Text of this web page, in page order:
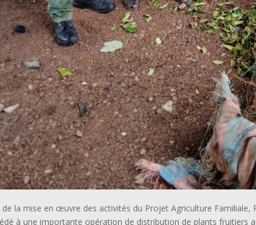
de la mise en œuvre des activités du Projet Agriculture Familiale,
à une importante opération de distribution de plants fruitiers